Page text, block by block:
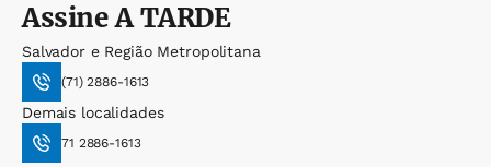
AssineA TARDE
Salvador e Região Metropolitana
(71) 2886-1613
Demais localidades
71 2886-1613